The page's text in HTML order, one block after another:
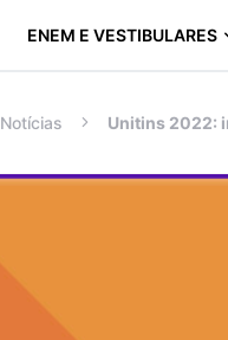
ENEM E VESTIBULARES
Notícias Unitins 2022: